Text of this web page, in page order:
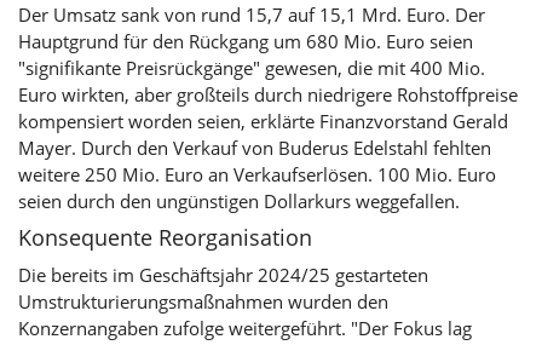
Der Umsatz sank von rund 15,7 auf 15,1 Mrd. Euro. Der
Hauptgrund für den Rückgang um 680 Mio. Euro seien
"signifikante Preisrückgänge" gewesen, die mit 400 Mio.
Euro wirkten, aber großteils durch niedrigere Rohstoffpreise
kompensiert worden seien, erklärte Finanzvorstand Gerald
Mayer. Durch den Verkauf von Buderus Edelstahl fehlten
weitere 250 Mio. Euro an Verkaufserlösen. 100 Mio. Euro
seien durch den ungünstigen Dollarkurs weggefallen.
Konsequente Reorganisation
Die bereits im Geschäftsjahr 2024/25 gestarteten
Umstrukturierungsmaßnahmen wurden den
Konzernangaben zufolge weitergeführt. "Der Fokus lag